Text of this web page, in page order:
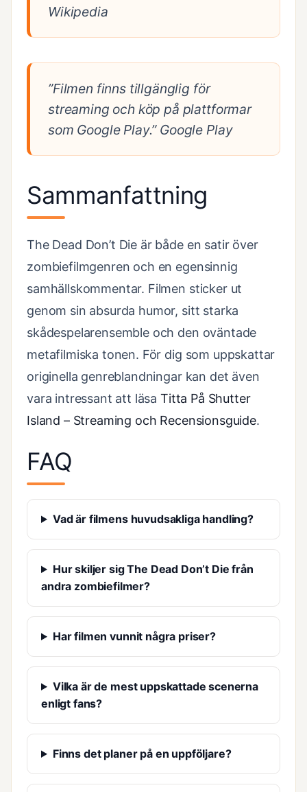
Wikipedia
”Filmen finns tillgänglig för
streaming och köp på plattformar
som Google Play.” Google Play
Sammanfattning
The Dead Don’t Die är både en satir över
zombiefilmgenren och en egensinnig
samhällskommentar. Filmen sticker ut
genom sin absurda humor, sitt starka
skådespelarensemble och den oväntade
metafilmiska tonen. För dig som uppskattar
originella genreblandningar kan det även
vara intressant att läsa Titta På Shutter
Island – Streaming och Recensionsguide.
FAQ
Vad är filmens huvudsakliga handling?
Hur skiljer sig The Dead Don’t Die från
andra zombiefilmer?
Har filmen vunnit några priser?
Vilka är de mest uppskattade scenerna
enligt fans?
Finns det planer på en uppföljare?